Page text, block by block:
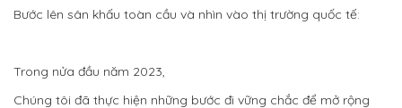
Bước lên sân khấu toàn cầu và nhìn vào thị trường quốc tế:
Trong nửa đầu năm 2023,
Chúng tôi đã thực hiện những bước đi vững chắc để mở rộng